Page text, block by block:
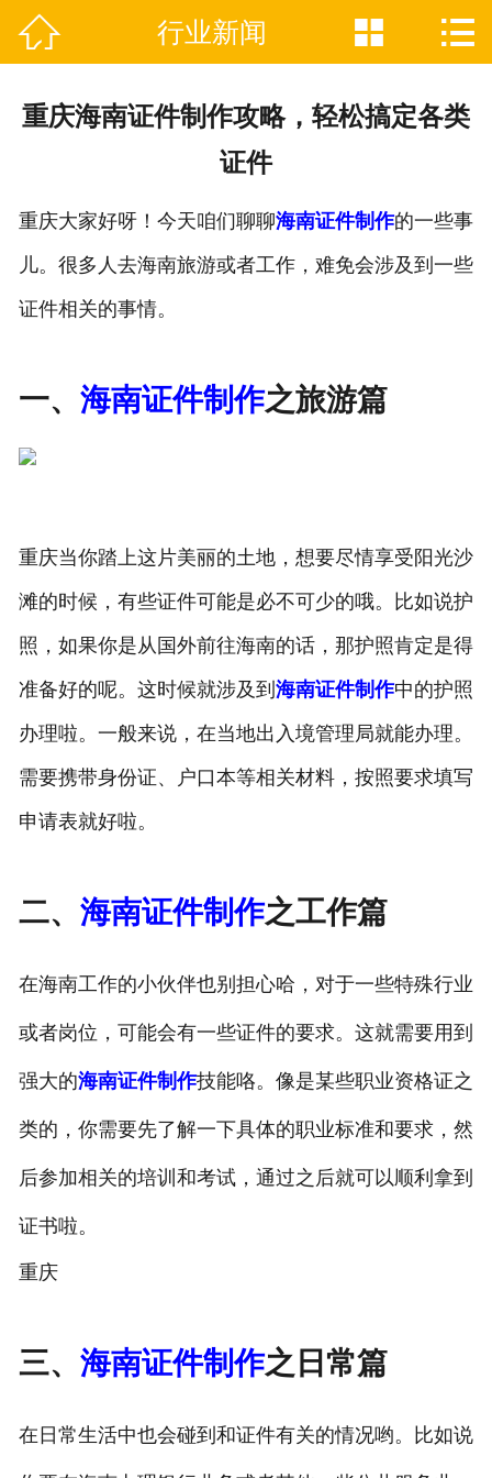
网站首页
联系我们
 行业新闻  
重庆海南证件制作攻略，轻松搞定各类
证件
重庆大家好呀！今天咱们聊聊海南证件制作的一些事
儿。很多人去海南旅游或者工作，难免会涉及到一些
证件相关的事情。
一、 海南证件制作之旅游篇
重庆当你踏上这片美丽的土地，想要尽情享受阳光沙
滩的时候，有些证件可能是必不可少的哦。比如说护
照，如果你是从国外前往海南的话，那护照肯定是得
准备好的呢。这时候就涉及到 海南证件制作中的护照
办理啦。一般来说，在当地出入境管理局就能办理。
需要携带身份证、户口本等相关材料，按照要求填写
申请表就好啦。
二、 海南证件制作之工作篇
在海南工作的小伙伴也别担心哈，对于一些特殊行业
或者岗位，可能会有一些证件的要求。这就需要用到
强大的海南证件制作技能咯。像是某些职业资格证之
类的，你需要先了解一下具体的职业标准和要求，然
后参加相关的培训和考试，通过之后就可以顺利拿到
证书啦。
重庆
三、 海南证件制作之日常篇
在日常生活中也会碰到和证件有关的情况哟。比如说